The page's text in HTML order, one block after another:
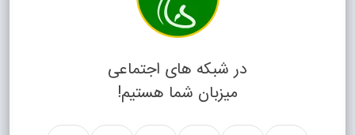
در شبکه های اجتماعی
میزبان شما هستیم!